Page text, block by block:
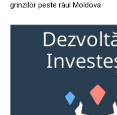
grinzilor peste râul Moldova